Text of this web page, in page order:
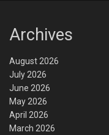
Archives
August 2026
July 2026
June 2026
May 2026
April 2026
March 2026